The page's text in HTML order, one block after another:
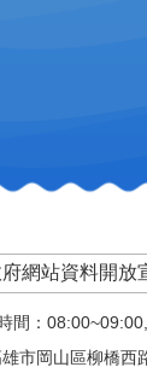
網站資料開放
間：
市岡山區柳橋西